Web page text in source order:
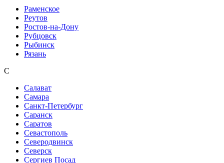
Раменское
Реутов
Ростов-на-Дону
Рубцовск
Рыбинск
Рязань
С
Салават
Самара
Санкт-Петербург
Саранск
Саратов
Севастополь
Северодвинск
Северск
Сергиев Посад